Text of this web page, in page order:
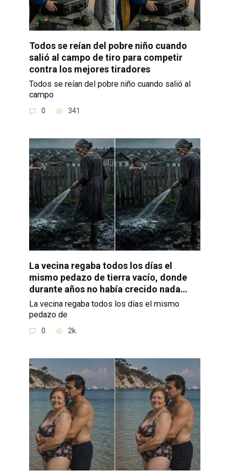
Todos se reían del pobre niño cuando
salió al campo de tiro para competir
contra los mejores tiradores
Todos se reían del pobre niño cuando salió al
campo
0 341
La vecina regaba todos los días el
mismo pedazo de tierra vacío, donde
durante años no había crecido nada…
La vecina regaba todos los días el mismo
pedazo de
0 2k.